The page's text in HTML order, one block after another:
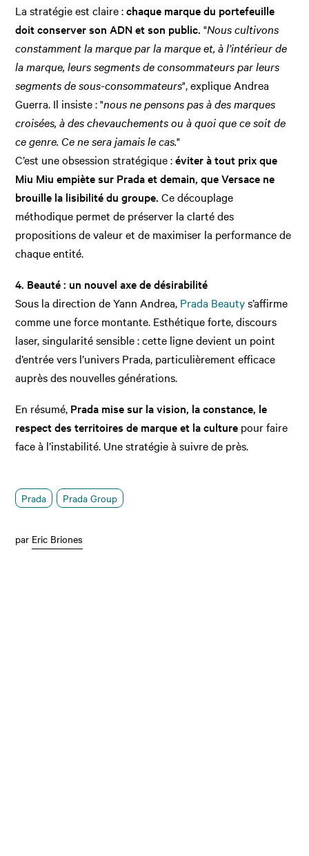
La stratégie est claire :chaque marque du portefeuille
doit conserver son ADN et son public. "Nous cultivons
constamment la marque par la marque et, à l’intérieur de
la marque, leurs segments de consommateurs par leurs
segments de sous-consommateurs", explique Andrea
Guerra. Il insiste : "nous ne pensons pas à des marques
croisées, à des chevauchements ou à quoi que ce soit de
ce genre. Ce ne sera jamais le cas."
C’est une obsession stratégique :éviter à tout prix que
Miu Miu empiète sur Prada et demain, que Versace ne
brouille la lisibilité du groupe. Ce découplage
méthodique permet de préserver la clarté des
propositions de valeur et de maximiser la performance de
chaque entité.
4. Beauté : un nouvel axe de désirabilité
Sous la direction de Yann Andrea, Prada Beautys’affirme
comme une force montante. Esthétique forte, discours
laser, singularité sensible : cette ligne devient un point
d’entrée vers l’univers Prada, particulièrement efficace
auprès des nouvelles générations.
En résumé, Prada mise sur la vision, la constance, le
respect des territoires de marque et la culture pour faire
face à l’instabilité. Une stratégie à suivre de près.
Prada Prada Group
par Eric Briones